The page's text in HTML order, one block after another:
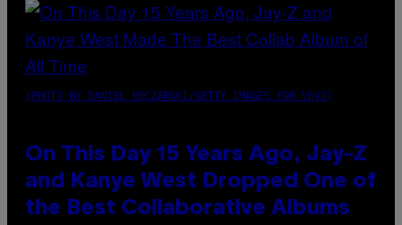
(PHOTO BY DANIEL BOCZARSKI/GETTY IMAGES FOR VEVO)
On This Day 15 Years Ago, Jay-Z
and Kanye West Dropped One of
the Best Collaborative Albums